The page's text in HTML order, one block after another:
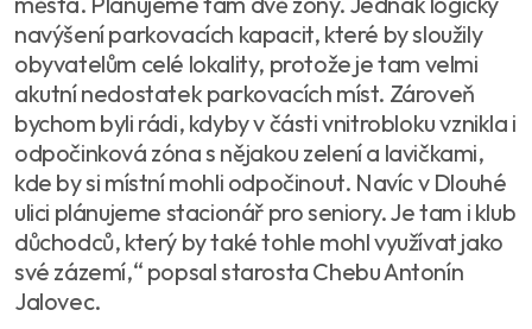
navýšení parkovacích kapacit, které by sloužily
obyvatelům celé lokality, protože je tam velmi
akutní nedostatek parkovacích míst. Zároveň
bychom byli rádi, kdyby v části vnitrobloku vznikla i
odpočinková zóna s nějakou zelení a lavičkami,
kde by si místní mohli odpočinout. Navíc v Dlouhé
ulici plánujeme stacionář pro seniory. Je tam i klub
důchodců, který by také tohle mohl využívat jako
své zázemí,“ popsal starosta Chebu Antonín
Jalovec.